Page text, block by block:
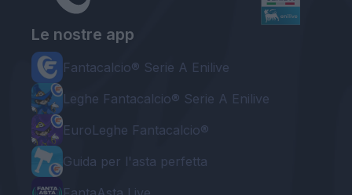
Le nostre app
Fantacalcio® Serie A Enilive
Leghe Fantacalcio® Serie A Enilive
EuroLeghe Fantacalcio®
Guida per l'asta perfetta